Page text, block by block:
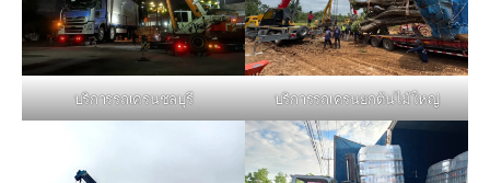
บริการรถเครนชลบุรี บริการรถเครนยกต้นไม้ใหญ่